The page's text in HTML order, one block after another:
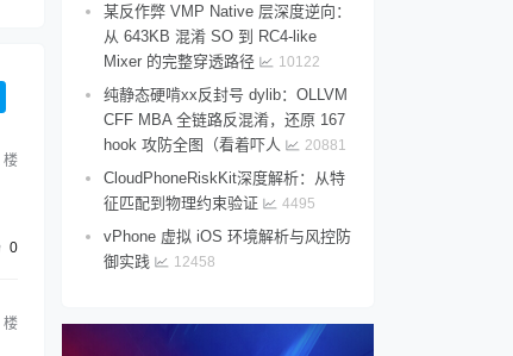
楼
0
楼
某反作弊 VMP Native 层深度逆向：
从 643KB 混淆 SO 到 RC4-like
Mixer 的完整穿透路径
10122
纯静态硬啃xx反封号 dylib：OLLVM
CFF MBA 全链路反混淆，还原 167
hook 攻防全图（看着吓人
20881
CloudPhoneRiskKit深度解析：从特
征匹配到物理约束验证
4495
vPhone 虚拟 iOS 环境解析与风控防
御实践
12458